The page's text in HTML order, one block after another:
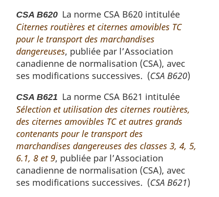
CSA B620 La norme CSA B620 intitulée
Citernes routières et citernes amovibles TC
pour le transport des marchandises
dangereuses, publiée par l’Association
canadienne de normalisation (CSA), avec
ses modifications successives. (CSA B620)
CSA B621 La norme CSA B621 intitulée
Sélection et utilisation des citernes routières,
des citernes amovibles TC et autres grands
contenants pour le transport des
marchandises dangereuses des classes 3, 4, 5,
6.1, 8 et 9, publiée par l’Association
canadienne de normalisation (CSA), avec
ses modifications successives. (CSA B621)